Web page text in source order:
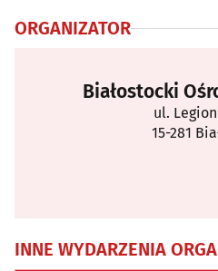
ORGANIZATOR
Białostocki
ul.
15-281
INNE WYDARZENIA